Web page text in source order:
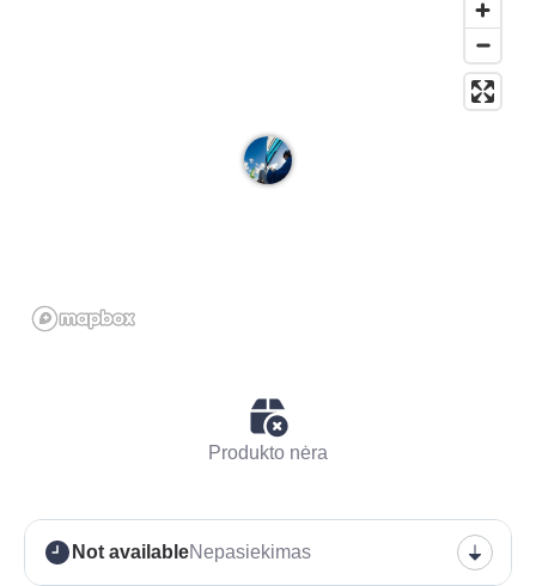
Produkto nėra
Not availableNepasiekimas